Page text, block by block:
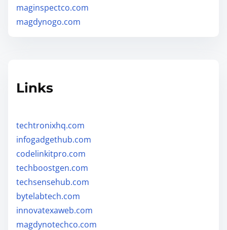
maginspectco.com
magdynogo.com
Links
techtronixhq.com
infogadgethub.com
codelinkitpro.com
techboostgen.com
techsensehub.com
bytelabtech.com
innovatexaweb.com
magdynotechco.com